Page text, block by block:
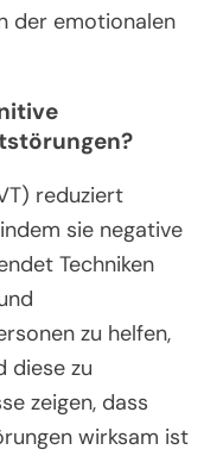
der emotionalen
reduziert
sie negative
Techniken
zu helfen,
diese zu
zeigen, dass
wirksam ist